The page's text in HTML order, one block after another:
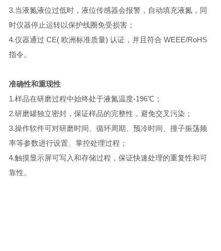
3.当液氮液位过低时，液位传感器会报警，自动填充液氮，同
时仪器停止运转以保护线圈免受损害；
4.仪器通过 CE( 欧洲标准质量) 认证，并且符合 WEEE/RoHS
指令。
准确性和重现性
1.样品在研磨过程中始终处于液氮温度-196℃；
2.研磨罐独立密封，保证样品的完整性，避免交叉污染；
3.操作软件可对研磨时间、循环周期、预冷时间、撞子振荡频
率等参数进行设置、掌控处理过程；
4.触摸显示屏可写入和存储过程，保证快速处理的重复性和可
靠性。